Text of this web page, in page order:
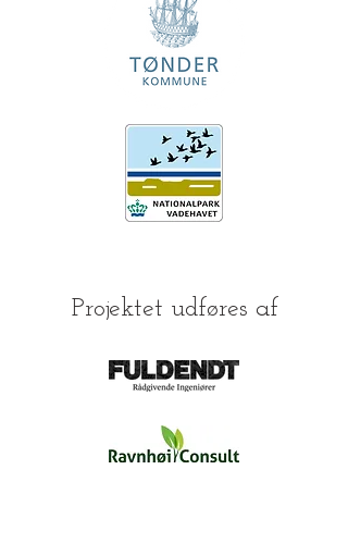
Projektet udføres af